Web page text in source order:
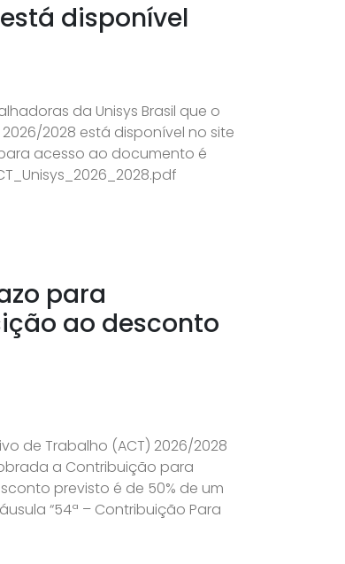
disponível
da Unisys Brasil que o
2028 está disponível no site
acesso ao documento é
para
ao desconto
de Trabalho (ACT) 2026/2028
a Contribuição para
previsto é de 50% de um
“54ª – Contribuição Para